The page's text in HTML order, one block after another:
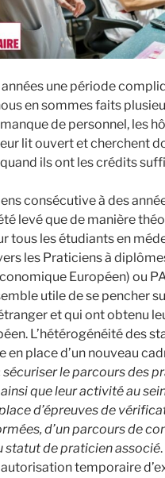
années une période
en sommes faits
de personnel, les
lit ouvert et cherchent
ils ont les crédits
consécutive à des
levé que de manière
tous les étudiants en
les Praticiens à
Européen) ou
utile de se pencher
et qui ont obtenu
L’hétérogénéité des
en place d’un nouveau
sécuriser le parcours des
que leur activité au
d’épreuves de
d’un parcours de
statut de praticien associé
autorisation temporaire